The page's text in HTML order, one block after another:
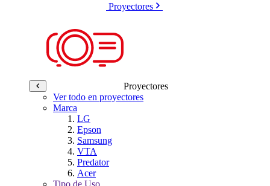
Proyectores
Proyectores
Ver todo en proyectores
Marca
LG
Epson
Samsung
VTA
Predator
Acer
Tipo de Uso